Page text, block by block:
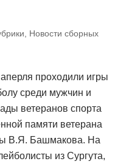
, Новости сборных
проходили игры
среди мужчин и
ветеранов спорта
памяти ветерана
В.Я. Башмакова. На
из Сургута,